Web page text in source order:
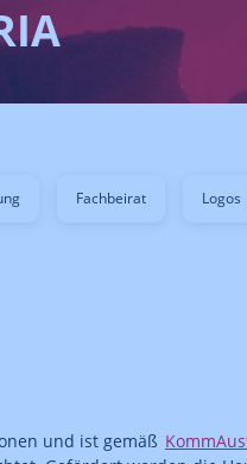
Fachbeirat Logos
und ist gemäß